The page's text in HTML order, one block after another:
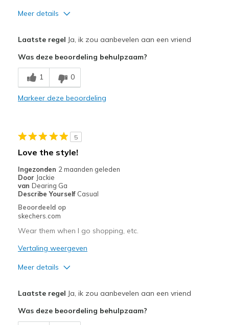
Meer details
Comfortable
Stylish
Going Out
Sizing
Feels half size too big
View On Shoes
Shoes are for Wearing
Laatste regel Ja, ik zou aanbevelen aan een vriend
Was deze beoordeling behulpzaam?
1 0
Markeer deze beoordeling
5
Love the style!
Ingezonden 2 maanden geleden
Door Jackie
van Dearing Ga
Describe Yourself Casual
Beoordeeld op
skechers.com
Wear them when I go shopping, etc.
Vertaling weergeven
Meer details
Stylish
Laatste regel Ja, ik zou aanbevelen aan een vriend
Was deze beoordeling behulpzaam?